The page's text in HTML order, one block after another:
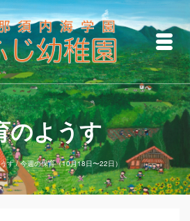
のようす
す / 今週の保育（10月18日〜22日）